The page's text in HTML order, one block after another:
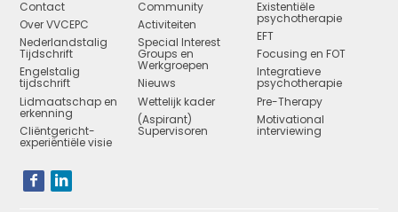
Contact
Over VVCEPC
Nederlandstalig
Tijdschrift
Engelstalig
tijdschrift
Lidmaatschap en
erkenning
Cliëntgericht-
experiëntiële visie
Community
Activiteiten
Special Interest
Groups en
Werkgroepen
Nieuws
Wettelijk kader
(Aspirant)
Supervisoren
Existentiële
psychotherapie
EFT
Focusing en FOT
Integratieve
psychotherapie
Pre-Therapy
Motivational
interviewing
Bezoek
onze